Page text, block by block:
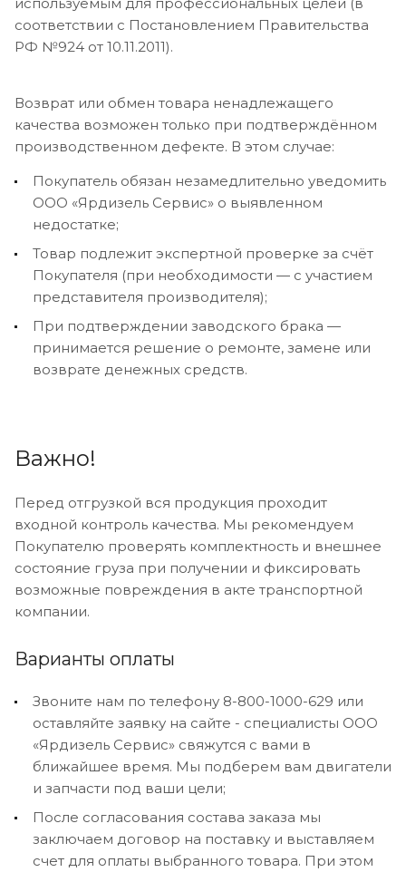
соответствии с Постановлением Правительства
РФ №924 от 10.11.2011).
Возврат или обмен товара ненадлежащего
качества возможен только при подтверждённом
производственном дефекте. В этом случае:
Покупатель обязан незамедлительно уведомить
ООО «Ярдизель Сервис» о выявленном
недостатке;
Товар подлежит экспертной проверке за счёт
Покупателя (при необходимости — с участием
представителя производителя);
При подтверждении заводского брака —
принимается решение о ремонте, замене или
возврате денежных средств.
Важно!
Перед отгрузкой вся продукция проходит
входной контроль качества. Мы рекомендуем
Покупателю проверять комплектность и внешнее
состояние груза при получении и фиксировать
возможные повреждения в акте транспортной
компании.
Варианты оплаты
Звоните нам по телефону 8-800-1000-629 или
оставляйте заявку на сайте - специалисты ООО
«Ярдизель Сервис» свяжутся с вами в
ближайшее время. Мы подберем вам двигатели
и запчасти под ваши цели;
После согласования состава заказа мы
заключаем договор на поставку и выставляем
счет для оплаты выбранного товара. При этом